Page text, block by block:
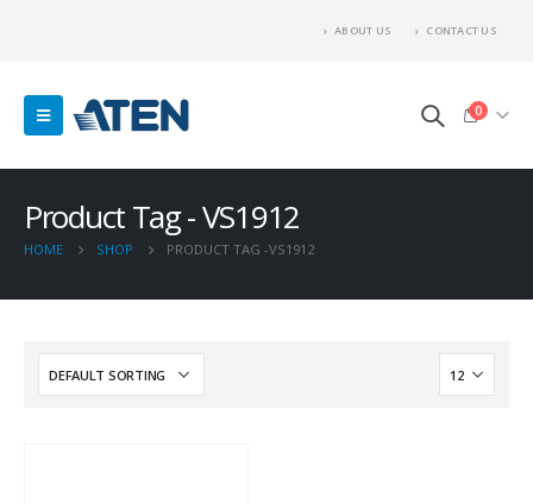
ABOUT US CONTACT US
0
Product Tag - VS1912
HOME SHOP PRODUCT TAG -VS1912